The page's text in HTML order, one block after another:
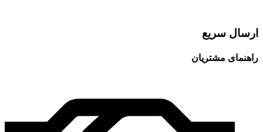
ارسال سریع
راهنمای مشتریان